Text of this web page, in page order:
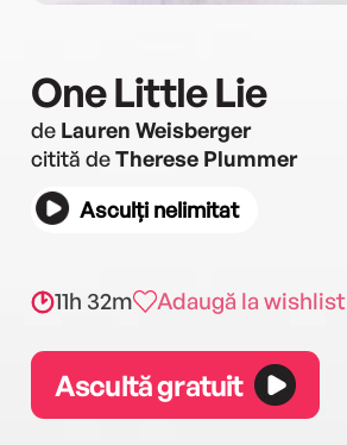
One Little Lie
de Lauren Weisberger
citită deTherese Plummer
Asculți nelimitat
11h 32m Adaugă la wishlist
Ascultă gratuit